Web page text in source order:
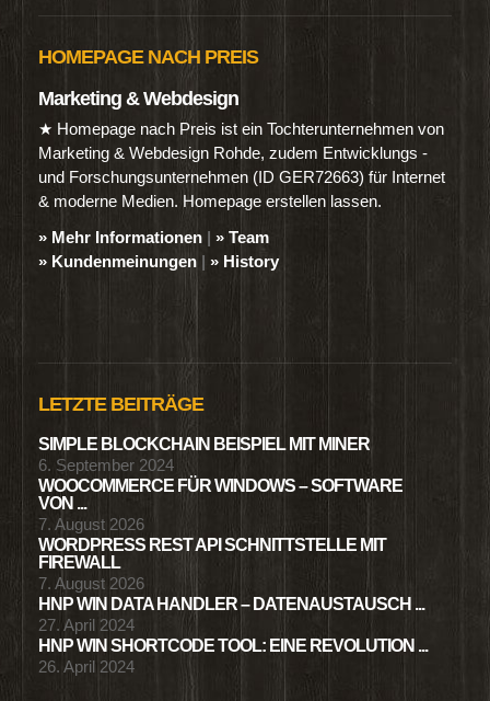
HOMEPAGE NACH PREIS
Marketing & Webdesign
★ Homepage nach Preis ist ein Tochterunternehmen von
Marketing & Webdesign Rohde, zudem Entwicklungs -
und Forschungsunternehmen (ID GER72663) für Internet
& moderne Medien. Homepage erstellen lassen.
» Mehr Informationen | » Team
» Kundenmeinungen | » History
LETZTE BEITRÄGE
SIMPLE BLOCKCHAIN BEISPIEL MIT MINER
6. September 2024
WOOCOMMERCE FÜR WINDOWS – SOFTWARE
VON ...
7. August 2026
WORDPRESS REST API SCHNITTSTELLE MIT
FIREWALL
7. August 2026
HNP WIN DATA HANDLER – DATENAUSTAUSCH ...
27. April 2024
HNP WIN SHORTCODE TOOL: EINE REVOLUTION ...
26. April 2024